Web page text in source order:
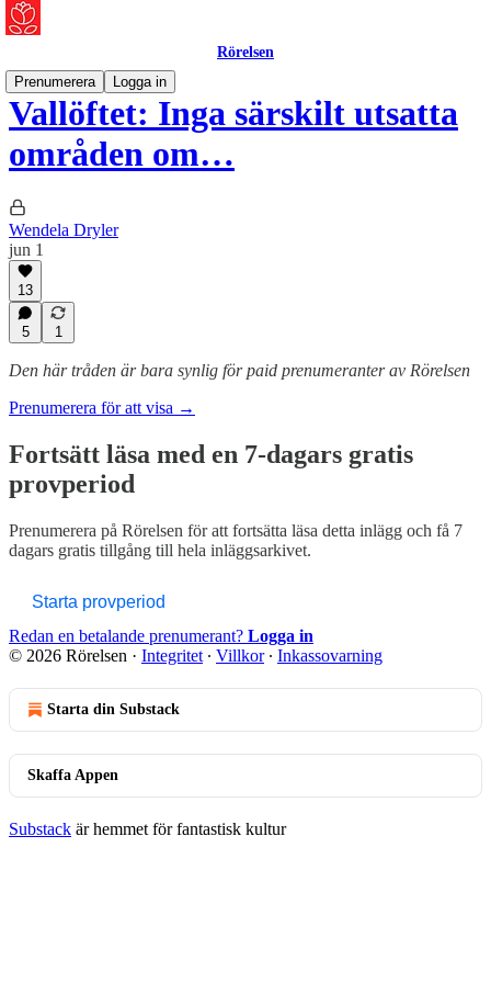
Rörelsen
Prenumerera
Logga in
Vallöftet: Inga särskilt utsatta
områden om…
Wendela Dryler
jun 1
13
5 1
Den här tråden är bara synlig för paid prenumeranter av Rörelsen
Prenumerera för att visa →
Fortsätt läsa med en 7-dagars gratis
provperiod
Prenumerera på Rörelsen för att fortsätta läsa detta inlägg och få 7
dagars gratis tillgång till hela inläggsarkivet.
Starta provperiod
Redan en betalande prenumerant? Logga in
© 2026 Rörelsen · Integritet ∙ Villkor∙ Inkassovarning
Starta din Substack
Skaffa Appen
Substack är hemmet för fantastisk kultur